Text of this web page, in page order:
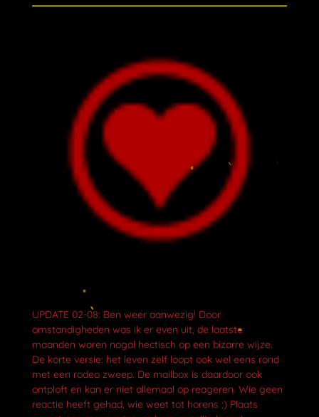
UPDATE 02-08: Ben weer aanwezig! Door
omstandigheden was ik er even uit, de laatste
maanden waren nogal hectisch op een bizarre wijze.
De korte versie: het leven zelf loopt ook wel eens rond
met een rodeo zweep. De mailbox is daardoor ook
ontploft en kan er niet allemaal op reageren. Wie geen
reactie heeft gehad, wie weet tot horens ;) Plaats